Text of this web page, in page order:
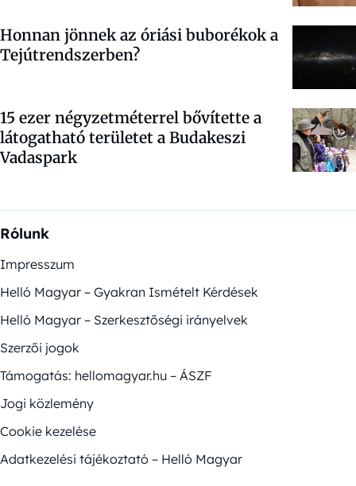
Honnan jönnek az óriási buborékok a
Tejútrendszerben?
15 ezer négyzetméterrel bővítette a
látogatható területet a Budakeszi
Vadaspark
Rólunk
Impresszum
Helló Magyar – Gyakran Ismételt Kérdések
Helló Magyar – Szerkesztőségi irányelvek
Szerzői jogok
Támogatás: hellomagyar.hu – ÁSZF
Jogi közlemény
Cookie kezelése
Adatkezelési tájékoztató – Helló Magyar